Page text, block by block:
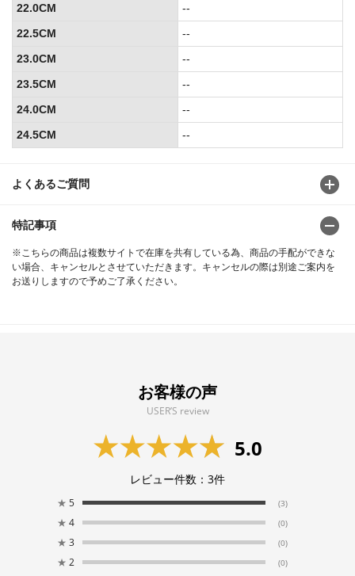
よくあるご質問
特記事項
※こちらの商品は複数サイトで在庫を共有している為、商品の手配ができな
い場合、キャンセルとさせていただきます。キャンセルの際は別途ご案内を
お送りしますので予めご了承ください。
22.0CM
--
22.5CM
--
23.0CM
--
23.5CM
--
24.0CM
--
24.5CM
--
お客様の声
USER’S review
5.0
レビュー件数： 3件
★ 5 (3)
★ 4 (0)
★ 3 (0)
★ 2 (0)